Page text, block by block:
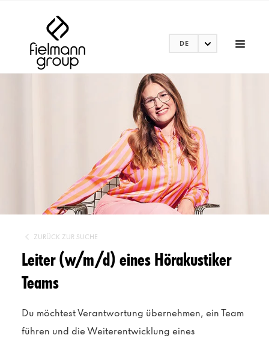
DE
ZURÜCK ZUR SUCHE
Leiter (w/m/d) eines Hörakustiker
Teams
Du möchtest Verantwortung übernehmen, ein Team
führen und die Weiterentwicklung eines